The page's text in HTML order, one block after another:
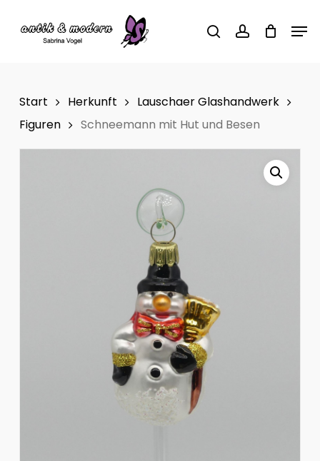
searchaccount
Start Herkunft
Lauschaer Glashandwerk
Figuren
Schneemann mit Hut und Besen